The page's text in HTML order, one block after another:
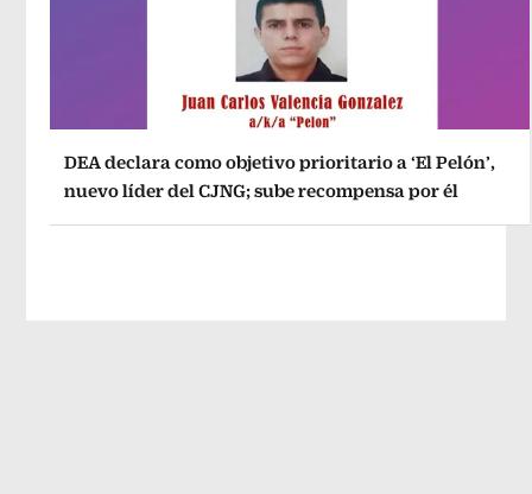
DEA declara como objetivo prioritario a ‘El Pelón’,
nuevo líder del CJNG; sube recompensa por él